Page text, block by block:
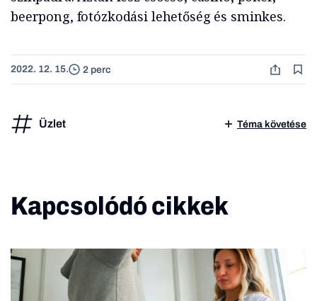
beerpong, fotózkodási lehetőség és sminkes.
2022. 12. 15. 2 perc
Üzlet Téma követése
Kapcsolódó cikkek